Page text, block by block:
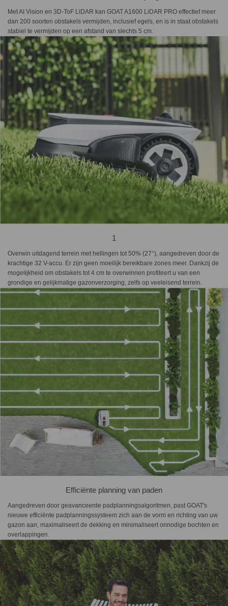
Met AI Vision en 3D-ToF LiDAR kan GOAT A1600 LiDAR PRO effectief meer
dan 200 soorten obstakels vermijden, inclusief egels, en is in staat obstakels
stabiel te vermijden op een afstand van slechts 5 cm.
1
Overwin uitdagend terrein met hellingen tot 50% (27°), aangedreven door de
krachtige 32 V-accu. Er zijn geen moeilijk bereikbare zones meer. Dankzij de
mogelijkheid om obstakels tot 4 cm te overwinnen profiteert u van een
grondige en gelijkmatige gazonverzorging, zelfs op veeleisend terrein.
Efficiënte planning van paden
Aangedreven door geavanceerde padplanningsalgoritmen, past GOAT's
nieuwe efficiënte padplanningssysteem zich aan de vorm en richting van uw
gazon aan, maximaliseert de dekking en minimaliseert onnodige bochten en
overlappingen.